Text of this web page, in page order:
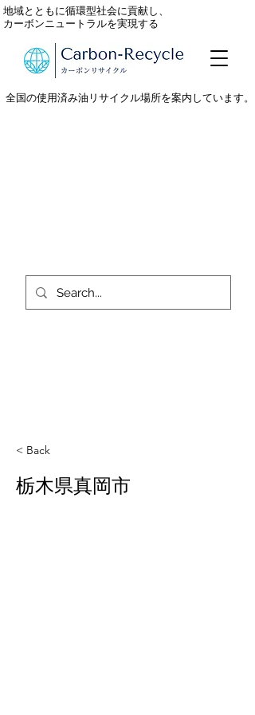
全国の使用済み油リサイクル場所を案内しています。
地域とともに循環型社会に貢献し、
カーボンニュートラルを実現する
< Back
栃木県真岡市